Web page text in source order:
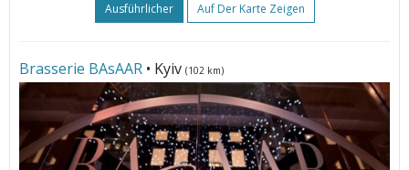
Ausführlicher Auf Der Karte Zeigen
Brasserie BAsAAR • Kyiv (102 km)